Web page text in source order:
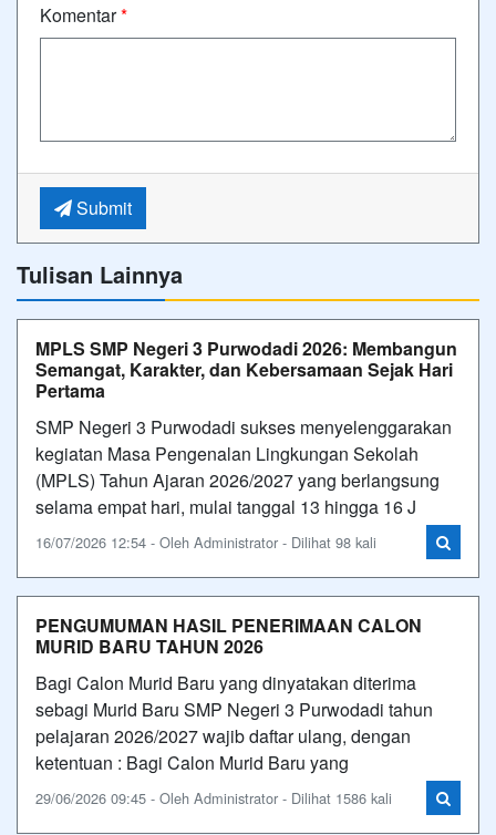
Komentar*
Submit
Tulisan Lainnya
MPLS SMP Negeri 3 Purwodadi 2026: Membangun
Semangat, Karakter, dan Kebersamaan Sejak Hari
Pertama
SMP Negeri 3 Purwodadi sukses menyelenggarakan
kegiatan Masa Pengenalan Lingkungan Sekolah
(MPLS) Tahun Ajaran 2026/2027 yang berlangsung
selama empat hari, mulai tanggal 13 hingga 16 J
16/07/2026 12:54 - Oleh Administrator - Dilihat 98 kali
PENGUMUMAN HASIL PENERIMAAN CALON
MURID BARU TAHUN 2026
Bagi Calon Murid Baru yang dinyatakan diterima
sebagi Murid Baru SMP Negeri 3 Purwodadi tahun
pelajaran 2026/2027 wajib daftar ulang, dengan
ketentuan : Bagi Calon Murid Baru yang
29/06/2026 09:45 - Oleh Administrator - Dilihat 1586 kali